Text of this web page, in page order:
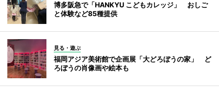
博多阪急で「HANKYU こどもカレッジ」 おしご
と体験など85種提供
見る・遊ぶ
福岡アジア美術館で企画展「大どろぼうの家」 ど
ろぼうの肖像画や絵本も